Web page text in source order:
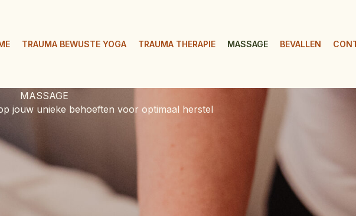
TRAUMA BEWUSTE YOGA TRAUMA THERAPIE MASSAGE BEVALLEN
MASSAGE
jouw unieke behoeften voor optimaal herstel